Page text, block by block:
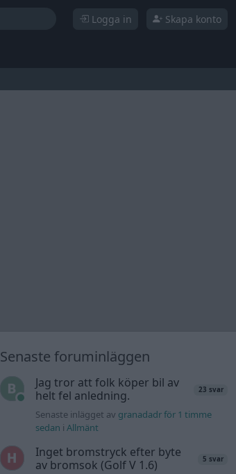
Logga in Skapa konto
Senaste foruminläggen
Jag tror att folk köper bil av
helt fel anledning.
23 svar
Senaste inlägget av granadadr för 1 timme
sedan iAllmänt
Inget bromstryck efter byte
av bromsok (Golf V 1.6)
5 svar